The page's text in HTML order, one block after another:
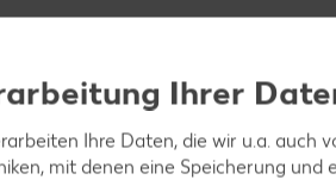
Ihrer
Ihre Daten, die wir u.a. auch
mit denen eine Speicherung und